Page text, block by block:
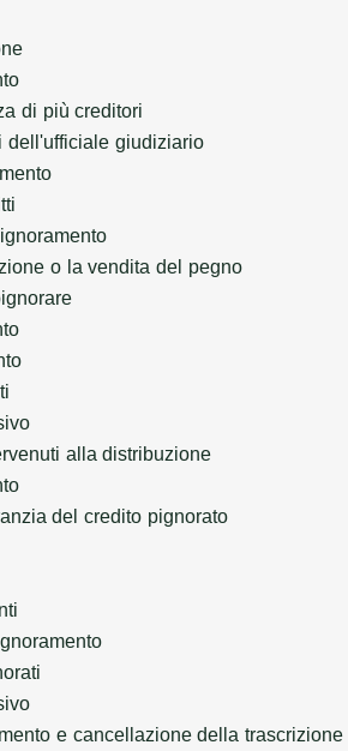
di più creditori
giudiziario
o la vendita del pegno
alla distribuzione
del credito pignorato
e cancellazione della trascrizione